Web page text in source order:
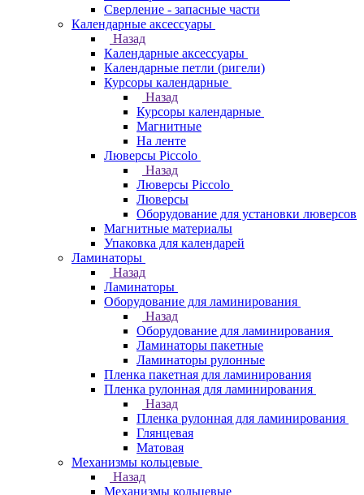
Сверление - запасные части
Календарные аксессуары
Назад
Календарные аксессуары
Календарные петли (ригели)
Курсоры календарные
Назад
Курсоры календарные
Магнитные
На ленте
Люверсы Piccolo
Назад
Люверсы Piccolo
Люверсы
Оборудование для установки люверсов
Магнитные материалы
Упаковка для календарей
Ламинаторы
Назад
Ламинаторы
Оборудование для ламинирования
Назад
Оборудование для ламинирования
Ламинаторы пакетные
Ламинаторы рулонные
Пленка пакетная для ламинирования
Пленка рулонная для ламинирования
Назад
Пленка рулонная для ламинирования
Глянцевая
Матовая
Механизмы кольцевые
Назад
Механизмы кольцевые